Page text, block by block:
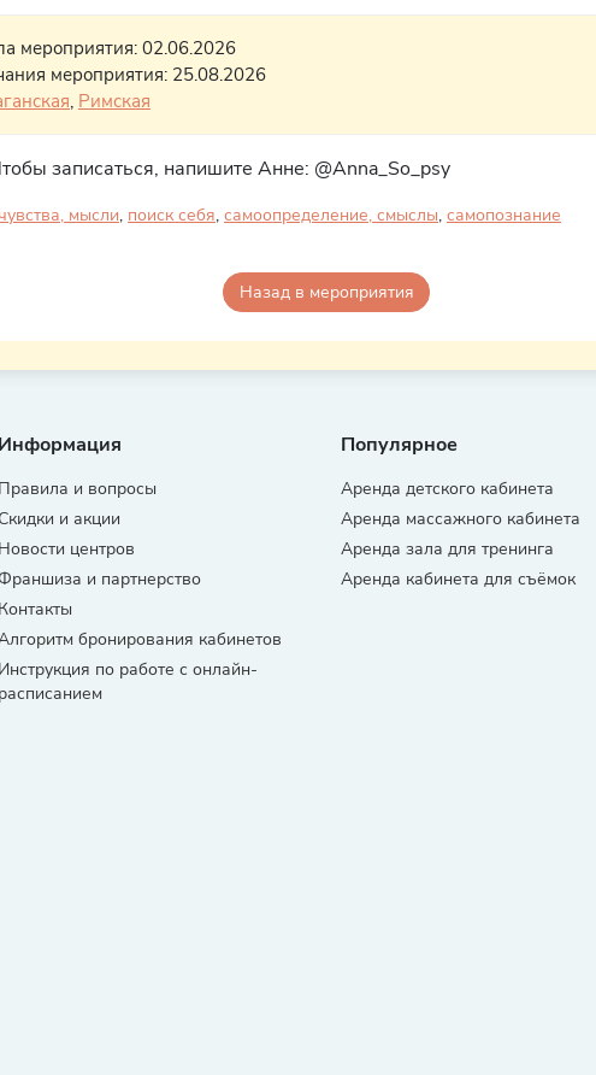
мероприятия: 02.06.2026
мероприятия: 25.08.2026
, Римская
записаться, напишите Анне: @Anna_So_psy
мысли, поиск себя, самоопределение, смыслы, самопознание
Назад в мероприятия
Информация
Правила и вопросы
Скидки и акции
Новости центров
Франшиза и партнерство
Контакты
бронирования кабинетов
Инструкция по работе с онлайн-
расписанием
Популярное
Аренда детского кабинета
Аренда массажного кабинета
Аренда зала для тренинга
Аренда кабинета для съёмок